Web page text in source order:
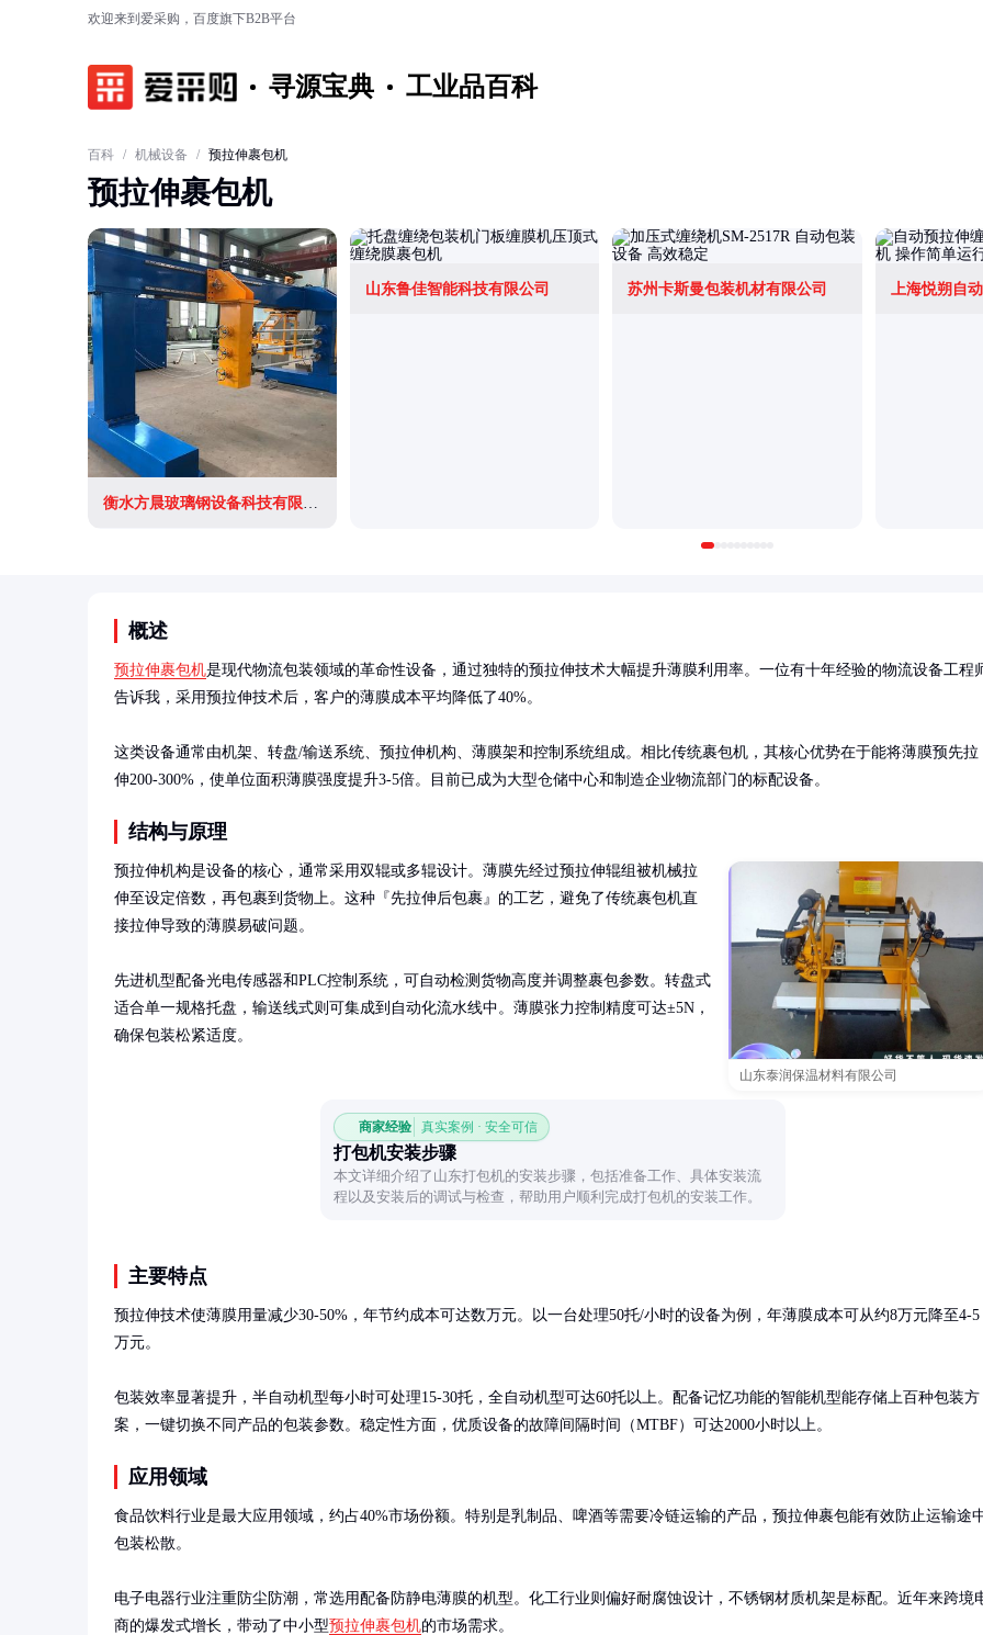
欢迎来到爱采购，百度旗下B2B平台
寻源宝典 工业品百科
百科 / 机械设备 / 预拉伸裹包机
预拉伸裹包机
衡水方晨玻璃钢设备科技有限公司
山东鲁佳智能科技有限公司 苏州卡斯曼包装机材有限公司
概述
预拉伸裹包机是现代物流包装领域的革命性设备，通过独特的预拉伸技术大幅提升薄膜利用率。一位有十年经验的物流设备工程
告诉我，采用预拉伸技术后，客户的薄膜成本平均降低了40%。
这类设备通常由机架、转盘/输送系统、预拉伸机构、薄膜架和控制系统组成。相比传统裹包机，其核心优势在于能将薄膜预先拉
伸200-300%，使单位面积薄膜强度提升3-5倍。目前已成为大型仓储中心和制造企业物流部门的标配设备。
结构与原理
山东泰润保温材料有限公司
预拉伸机构是设备的核心，通常采用双辊或多辊设计。薄膜先经过预拉伸辊组被机械拉
伸至设定倍数，再包裹到货物上。这种『先拉伸后包裹』的工艺，避免了传统裹包机直
接拉伸导致的薄膜易破问题。
先进机型配备光电传感器和PLC控制系统，可自动检测货物高度并调整裹包参数。转盘式
适合单一规格托盘，输送线式则可集成到自动化流水线中。薄膜张力控制精度可达±5N，
确保包装松紧适度。
商家经验 真实案例 · 安全可信
打包机安装步骤
本文详细介绍了山东打包机的安装步骤，包括准备工作、具体安装流
程以及安装后的调试与检查，帮助用户顺利完成打包机的安装工作。
主要特点
预拉伸技术使薄膜用量减少30-50%，年节约成本可达数万元。以一台处理50托/小时的设备为例，年薄膜成本可从约8万元降至4-5
万元。
包装效率显著提升，半自动机型每小时可处理15-30托，全自动机型可达60托以上。配备记忆功能的智能机型能存储上百种包装方
案，一键切换不同产品的包装参数。稳定性方面，优质设备的故障间隔时间（MTBF）可达2000小时以上。
应用领域
食品饮料行业是最大应用领域，约占40%市场份额。特别是乳制品、啤酒等需要冷链运输的产品，预拉伸裹包能有效防止运输途
包装松散。
电子电器行业注重防尘防潮，常选用配备防静电薄膜的机型。化工行业则偏好耐腐蚀设计，不锈钢材质机架是标配。近年来跨境
商的爆发式增长，带动了中小型预拉伸裹包机的市场需求。